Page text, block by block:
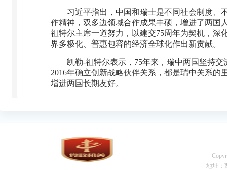
习近平指出，中国和瑞士是不同社会制度、
作精神，双多边领域合作成果丰硕，增进了两国
祖特尔主席一道努力，以建交75周年为契机，
界多极化、普惠包容的经济全球化作出新贡献。
凯勒-祖特尔表示，75年来，瑞中两国坚持
2016年确立创新战略伙伴关系，都是瑞中关系
增进两国长期友好。
地址：